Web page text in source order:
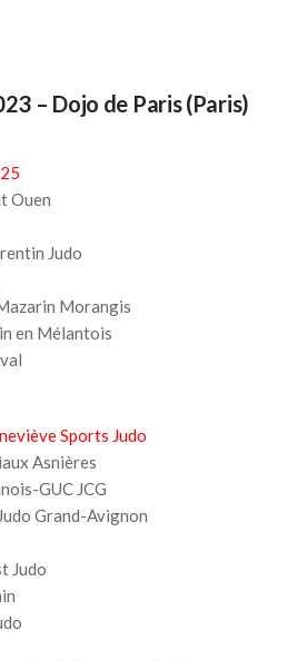
– Dojo de Paris (Paris)
Ouen
Judo
Morangis
en Mélantois
Sports Judo
Asnières
GUC JCG
Grand-Avignon
Judo